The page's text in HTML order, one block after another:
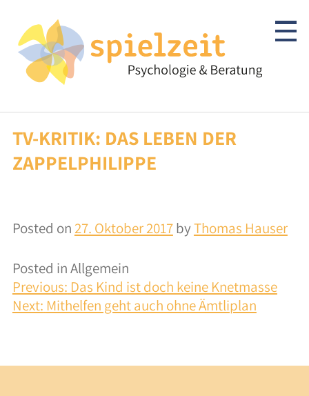
content
Kinder & Jugendliche
Autismus-Spektrum
Integration
TV-KRITIK: DAS LEBEN DER
ZAPPELPHILIPPE
Posted on27. Oktober 2017byThomas Hauser
Posted in Allgemein
BEITRAGSNAVIGATION
Previous: Das Kind ist doch keine Knetmasse
Next: Mithelfen geht auch ohne Ämtliplan